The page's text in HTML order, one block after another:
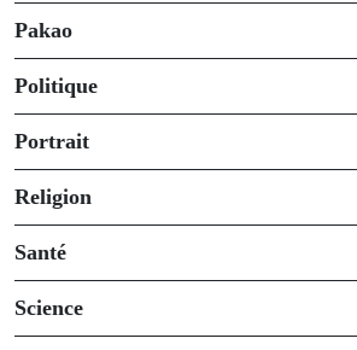
Pakao
Politique
Portrait
Religion
Santé
Science